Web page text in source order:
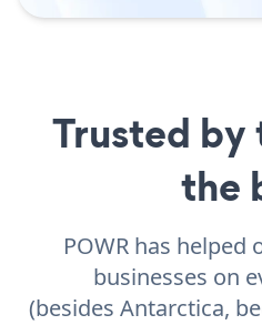
Trusted by
the
POWR has helped
businesses on
(besides Antarctica,